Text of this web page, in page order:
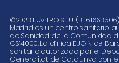
©2023 EUVITRO S.L.U. (B-
Madrid es un centro sanitario
de Sanidad de la Comunidad
CS14000. La clínica EUGIN de
sanitario autorizado por el
Generalitat de Catalunya con